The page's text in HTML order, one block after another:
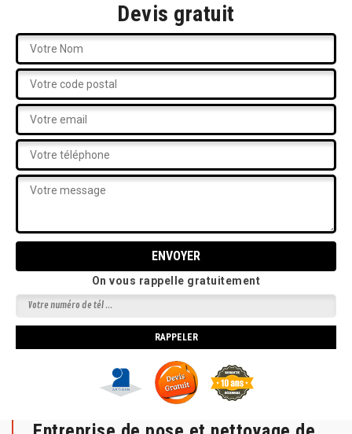
Devis gratuit
On vous rappelle gratuitement